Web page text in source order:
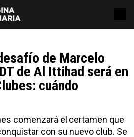
de Marcelo
de Al Ittihad será en
cuándo
comenzará el certamen que
con su nuevo club. Se